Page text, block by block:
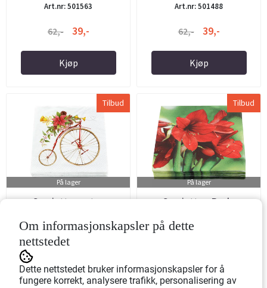
Art.nr: 501563
62,- 39,-
Kjøp
Art.nr: 501488
62,- 39,-
Kjøp
Tilbud
På lager
Servietter, retro
julesykkel
Art.nr: 501492
Tilbud
På lager
Servietter, Røde
Om informasjonskapsler på dette
nettstedet
Dette nettstedet bruker informasjonskapsler for å
fungere korrekt, analysere trafikk, personalisering av